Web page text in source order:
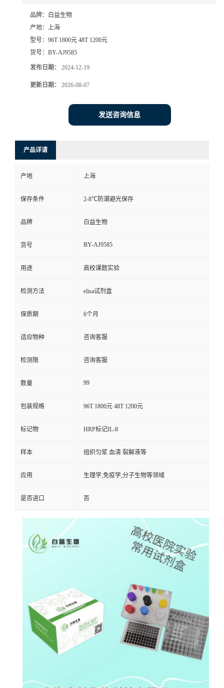
品牌：
白益生物
产地： 上海
型号： 96T 1800元 48T 1200元
货号： BY-AJ9585
发布日期： 2024-12-19
更新日期： 2026-08-07
发送咨询信息
产品详请
产地 上海
保存条件 2-8℃防潮避光保存
品牌 白益生物
货号 BY-AJ9585
用途 高校课题实验
检测方法 elisa试剂盒
保质期 6个月
适应物种 咨询客服
检测限 咨询客服
数量 99
包装规格 96T 1800元 48T 1200元
标记物 HRP标记IL-8
样本 组织匀浆 血清 裂解液等
应用 生理学,免疫学,分子生物等领域
是否进口 否